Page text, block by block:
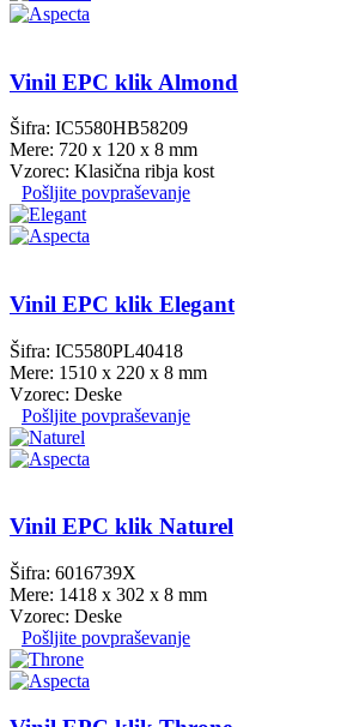
Vinil EPC klik Almond
Šifra: IC5580HB58209
Mere: 720 x 120 x 8 mm
Vzorec: Klasična ribja kost
Pošljite povpraševanje
Vinil EPC klik Elegant
Šifra: IC5580PL40418
Mere: 1510 x 220 x 8 mm
Vzorec: Deske
Pošljite povpraševanje
Vinil EPC klik Naturel
Šifra: 6016739X
Mere: 1418 x 302 x 8 mm
Vzorec: Deske
Pošljite povpraševanje